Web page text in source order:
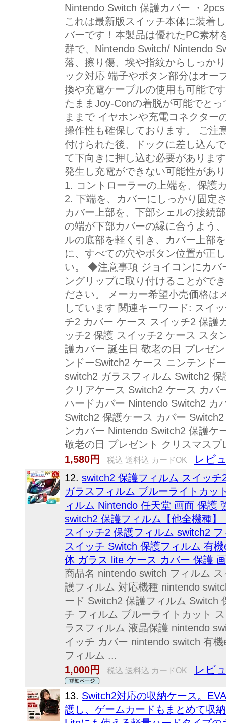
Nintendo Switch 保護カバー ・
これは最新版スイッチ本体に装着
バーです！本製品は優れたPC素材
群で、Nintendo Switch/ Nintendo
落、擦り傷、埃や指紋からしっか
ック対応 端子やボタン部分はオー
換や充電ケーブルの使用も可能で
たままJoy-Conの着脱が可能でと
ままで イヤホンや充電コネクター
操作性も確保しております。 ご注
付けられた後、ドックに差し込ん
て下向きに押し込む必要がありま
発生し充電ができない可能性があ
1. コントローラーの上端を、保護
2. 下端を、カバーにしっかり固定
カバー上部を、下部シェルの接続
の端が下部カバーの縁に合うよう
ルの底部を軽く引き、カバー上部
に、すべての穴やボタン位置が正
い。 ◆注意事項 ジョイコンにカバ
ングリップに取り付けることがで
ださい。 メーカー希望小売価格は
しています 関連キーワード: スイ
チ2 カバー ケース スイッチ2 保護
ッチ2 保護 スイッチ2 ケース スタ
護カバー 誕生日 敬老の日 プレゼ
ンドーSwitch2 ケース ニンテンド
switch2 ガラスフィルム Switch2
クリアケース Switch2 ケース カバ
ハードカバー Nintendo Switch2 カ
Switch2 保護ケース カバー
ンカバー Nintendo Switch2 保護ケ
敬老の日 プレゼント クリスマスプ
1,580円
税込 送料込 カードOK レビ
12. switch2 保護フィルム スイッ
ガラスフィルム ブルーライトカッ
ィルム Nintendo 任天堂 画面 保護
switch2 保護フィルム【他全機種
スイッチ2 保護フィルム switch2
スイッチ Switch 保護フィルム 有
体 ガラス lite ケース カバー 保護
商品名 nintendo switch フィルム
護フィルム 対応機種 nintendo
ード Switch2 保護フィルム Switch
チ フィルム ブルーライトカット
ラスフィルム 液晶保護 nintendo
イッチ カバー nintendo switch 有
フィルム ...
1,000円
税込 送料込 カードOK レビ
13. Switch2対応の収納ケース。
護し、ゲームカードもまとめて収